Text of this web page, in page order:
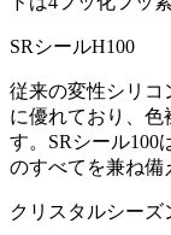
SRシールH100
従来の変性シリコ
に優れており、色
す。SRシール100
のすべてを兼ね備
クリスタルシーズ